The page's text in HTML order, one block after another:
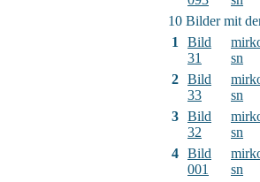
10 Bilder mit
1
Bild
31
sn
2 Bild
33
sn
3 Bild
32
sn
4 Bild
001
sn